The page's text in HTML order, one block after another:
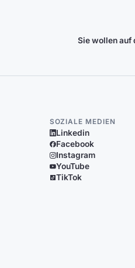
Sie wollen auf
SOZIALE MEDIEN
Linkedin
Facebook
Instagram
YouTube
TikTok